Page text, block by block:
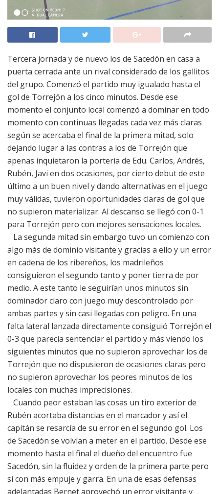
Tercera jornada y de nuevo los de Sacedón en casa a
puerta cerrada ante un rival considerado de los gallitos
del grupo. Comenzó el partido muy igualado hasta el
gol de Torrejón a los cinco minutos. Desde ese
momento el conjunto local comenzó a dominar en todo
momento con continuas llegadas cada vez más claras
según se acercaba el final de la primera mitad, solo
dejando lugar a las contras a los de Torrejón que
apenas inquietaron la portería de Edu. Carlos, Andrés,
Rubén, Javi en dos ocasiones, por cierto debut de este
último a un buen nivel y dando alternativas en el juego
muy válidas, tuvieron oportunidades claras de gol que
no supieron materializar. Al descanso se llegó con 0-1
para Torrejón pero con mejores sensaciones locales.
La segunda mitad sin embargo tuvo un comienzo con
algo más de dominio visitante y gracias a ello y un error
en cadena de los ribereños, los madrileños
consiguieron el segundo tanto y poner tierra de por
medio. A este tanto le seguirían unos minutos sin
dominador claro con juego muy descontrolado por
ambas partes y sin casi llegadas con peligro. En una
falta lateral lanzada directamente consiguió Torrejón el
0-3 que parecía sentenciar el partido y más viendo los
siguientes minutos que no supieron aprovechar los de
Torrejón que no dispusieron de ocasiones claras pero
no supieron aprovechar los peores minutos de los
locales con muchas imprecisiones.
Cuando peor estaban las cosas un tiro exterior de
Rubén acortaba distancias en el marcador y así el
capitán se resarcía de su error en el segundo gol. Los
de Sacedón se volvían a meter en el partido. Desde ese
momento hasta el final el dueño del encuentro fue
Sacedón, sin la fluidez y orden de la primera parte pero
si con más empuje y garra. En una de esas defensas
adelantadas Bernet aprovechó un error visitante y